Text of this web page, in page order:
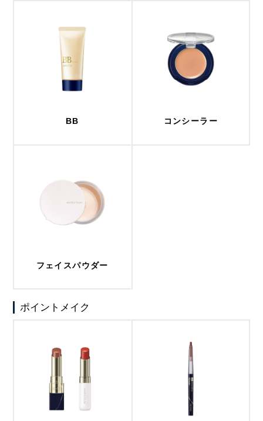
BB コンシーラー
フェイスパウダー
ポイントメイク